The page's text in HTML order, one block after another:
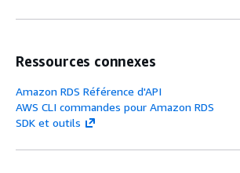
Ressources connexes
Amazon RDS Référence d'API
AWS CLI commandes pour Amazon RDS
SDK et outils